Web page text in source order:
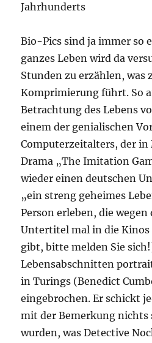
Jahrhunderts
Bio-Pics sind ja immer so
ganzes Leben wird da
Stunden zu erzählen, was
Komprimierung führt. So
Betrachtung des Lebens
einem der genialischen
Computerzeitalters, der
Drama „The Imitation
wieder einen deutschen
„ein streng geheimes
Person erleben, die wegen
Untertitel mal in die Kinos
gibt, bitte melden Sie
Lebensabschnitten
in Turings (Benedict
eingebrochen. Er schickt
mit der Bemerkung nichts
wurden, was Detective